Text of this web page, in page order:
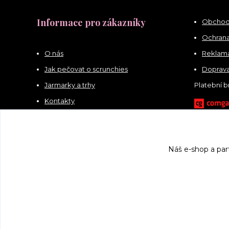
Informace pro zákazníky
O nás
Jak pečovat o scrunchies
Jarmarky a trhy
Kontakty
Platební
Náš e-shop a